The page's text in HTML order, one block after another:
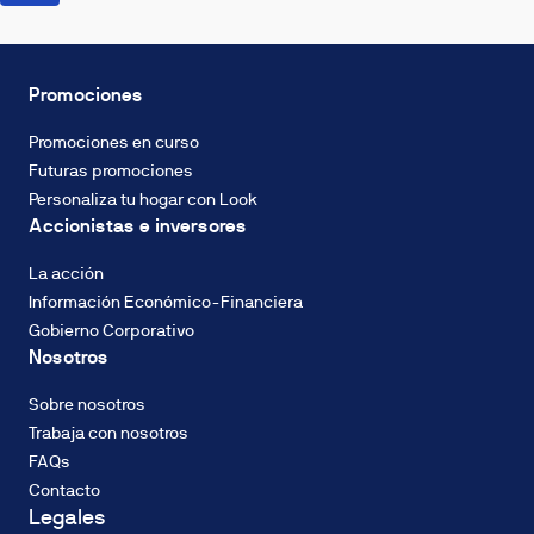
bancaria
cliente.
tipo
de
interés
considerado
el
cálculo
no
es
ningún
caso
el
tipo
Gracias a las
durante el
proyecto
hemos
conseguido
preservar el
97 árboles
¿Quieres
saber más?
Mira el vídeo
y descubre
nuestro
compromiso
Promociones
Promociones en curso
Futuras promociones
Personaliza tu hogar con Look
Accionistas e inversores
La acción
Información Económico-Financiera
Gobierno Corporativo
Nosotros
Sobre nosotros
Trabaja con nosotros
FAQs
Contacto
Legales